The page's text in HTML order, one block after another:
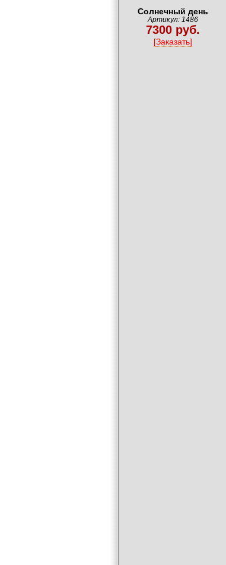
Солнечный день
Артикул: 1486
7300 руб.
[Заказать]